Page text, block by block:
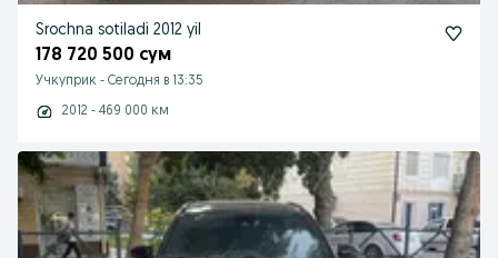
Srochna sotiladi 2012 yil
178 720 500 сум
Учкуприк - Сегодня в 13:35
2012 - 469 000 км